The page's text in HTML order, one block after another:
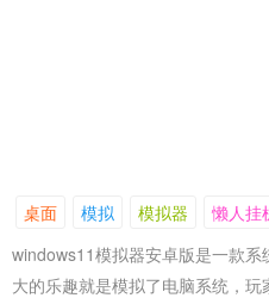
桌面 模拟 模拟器
懒人挂
windows11模拟器安卓版是一款
大的乐趣就是模拟了电脑系统，